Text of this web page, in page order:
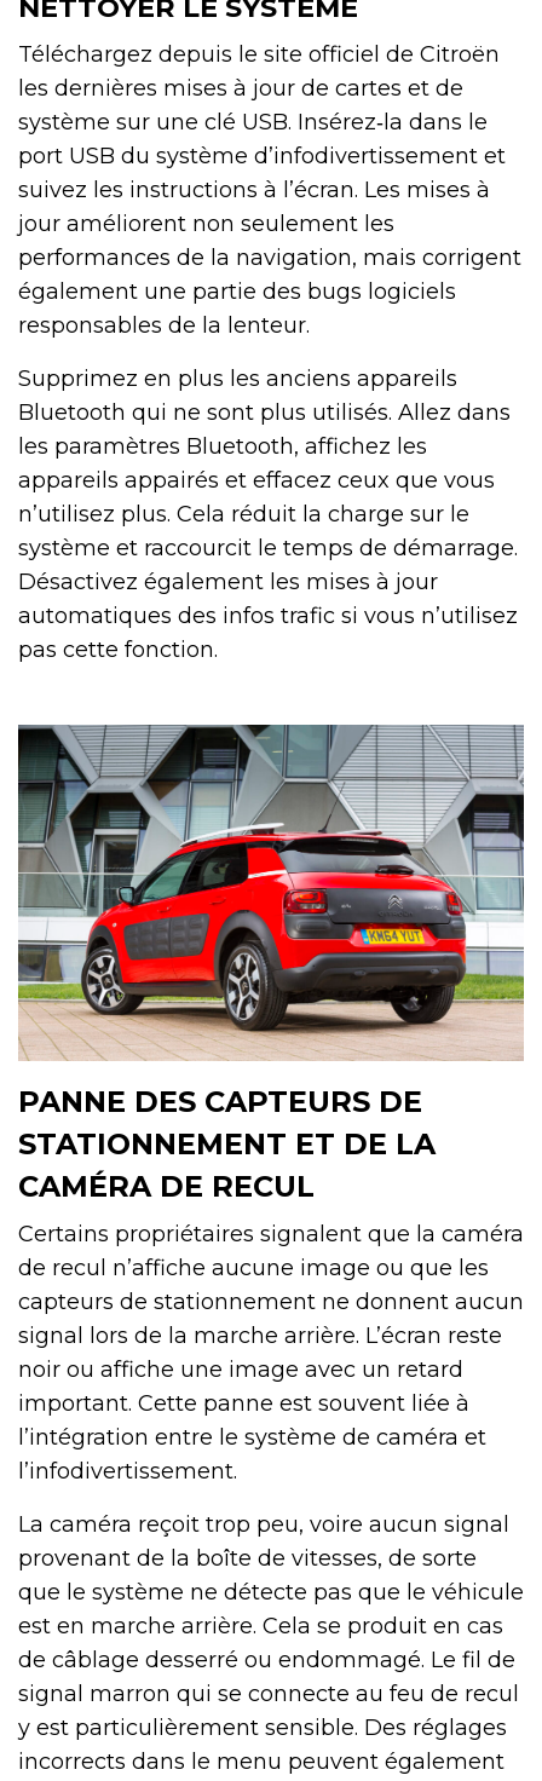
NETTOYER LE SYSTÈME
Téléchargez depuis le site officiel de Citroën
les dernières mises à jour de cartes et de
système sur une clé USB. Insérez‑la dans le
port USB du système d’infodivertissement et
suivez les instructions à l’écran. Les mises à
jour améliorent non seulement les
performances de la navigation, mais corrigent
également une partie des bugs logiciels
responsables de la lenteur.
Supprimez en plus les anciens appareils
Bluetooth qui ne sont plus utilisés. Allez dans
les paramètres Bluetooth, affichez les
appareils appairés et effacez ceux que vous
n’utilisez plus. Cela réduit la charge sur le
système et raccourcit le temps de démarrage.
Désactivez également les mises à jour
automatiques des infos trafic si vous n’utilisez
pas cette fonction.
PANNE DES CAPTEURS DE
STATIONNEMENT ET DE LA
CAMÉRA DE RECUL
Certains propriétaires signalent que la caméra
de recul n’affiche aucune image ou que les
capteurs de stationnement ne donnent aucun
signal lors de la marche arrière. L’écran reste
noir ou affiche une image avec un retard
important. Cette panne est souvent liée à
l’intégration entre le système de caméra et
l’infodivertissement.
La caméra reçoit trop peu, voire aucun signal
provenant de la boîte de vitesses, de sorte
que le système ne détecte pas que le véhicule
est en marche arrière. Cela se produit en cas
de câblage desserré ou endommagé. Le fil de
signal marron qui se connecte au feu de recul
y est particulièrement sensible. Des réglages
incorrects dans le menu peuvent également